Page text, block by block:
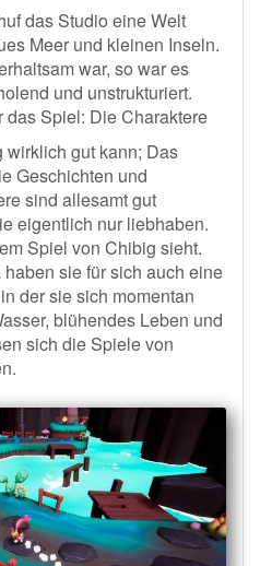
das Studio eine Welt
Meer und kleinen Inseln.
war, so war es
und unstrukturiert.
das Spiel: Die Charaktere
gut kann; Das
Geschichten und
sind allesamt gut
eigentlich nur liebhaben.
Spiel von Chibig sieht.
sie für sich auch eine
der sie sich momentan
blühendes Leben und
sich die Spiele von